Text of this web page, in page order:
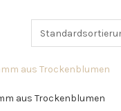
aus Trockenblumen